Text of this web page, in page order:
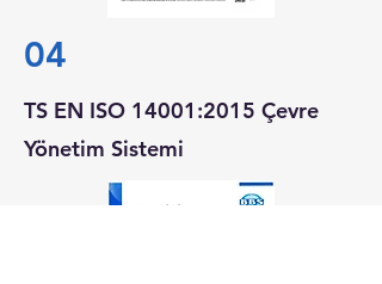
04
TS EN ISO 14001:2015 Çevre
Yönetim Sistemi